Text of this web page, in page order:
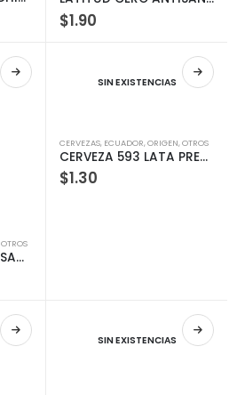
$1.90
OTROS
LATITUD CERO ANTISANA 330ML Botella
SIN EXISTENCIAS
CERVEZAS, ECUADOR,ORIGEN,OTROS
CERVEZA 593 LATA PREMIUM LIGHT 330ML
$1.30
SIN EXISTENCIAS